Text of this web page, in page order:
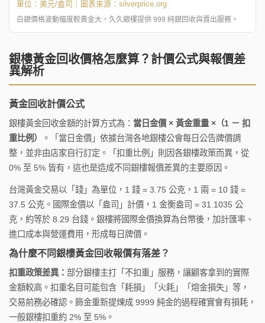
單位：美元/盎司｜圖表來源： silverprice.org
白銀價格波動幅度較黃金大，久久銀樓提供 999 純銀回收與賣出服務。
銀樓黃金回收價格怎麼算？計價公式與報價差
異解析
黃金回收計價公式
銀樓黃金回收金額的計算方式為： 當日金價 × 黃金重量 ×（1 － 扣
重比例）
。「當日金價」依據台灣各地銀樓公會每日公告牌價調
整，並非由店家自行訂定。「扣重比例」則因各銀樓政策而異，從
0% 至 5% 皆有，這也是造成不同銀樓報價差異的主要原因。
台灣黃金交易以「錢」為單位，1 錢 = 3.75 公克，1 兩 = 10 錢 =
37.5 公克。國際金價以「盎司」計價，1 金衡盎司 = 31.1035 公
克，約等於 8.29 台錢。銀樓將國際金價換算為台幣後，加計匯率、
進口成本與營運費用，形成每日牌價。
為什麼不同銀樓黃金回收報價有落差？
扣重政策差異： 部分銀樓主打「不扣重」服務，讓顧客拿到的實際
金額較高。扣重名目可能包含「耗損」「火耗」「熔金損失」等，
交易前務必確認。飾金重新提煉成 9999 純金的過程確實會有損耗，
一般銀樓扣重約 2% 至 5%。